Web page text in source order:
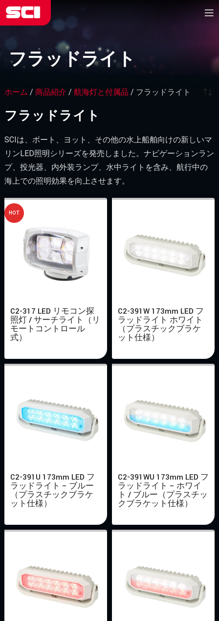
フラッドライト
フラッドライト
SCIは、ボート、ヨット、その他の水上船舶向けの新しいマ
リンLED照明シリーズを発売しました。ナビゲーションラン
プ、投光器、内外装ランプ、水中ライトを含み、航行中の
海上での照明効果を向上させます。
ホーム / 商品紹介 / 航海灯と付属品 / フラッドライト
HOT
C2-317 LED リモコン探
照灯 / サーチライト（リ
モートコントロール
式）
C2-391W 173mm LED フ
ラッドライト ホワイト
（プラスチックブラケ
ット仕様）
C2-391U 173mm LED フ
ラッドライト – ブルー
（プラスチックブラケ
ット仕様）
C2-391WU 173mm LED フ
ラッドライト – ホワイ
ト / ブルー（プラスチッ
クブラケット仕様）